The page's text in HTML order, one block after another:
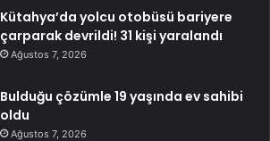
Kütahya’da yolcu otobüsü bariyere
çarparak devrildi! 31 kişi yaralandı
Ağustos 7, 2026
Bulduğu çözümle 19 yaşında ev sahibi
oldu
Ağustos 7, 2026